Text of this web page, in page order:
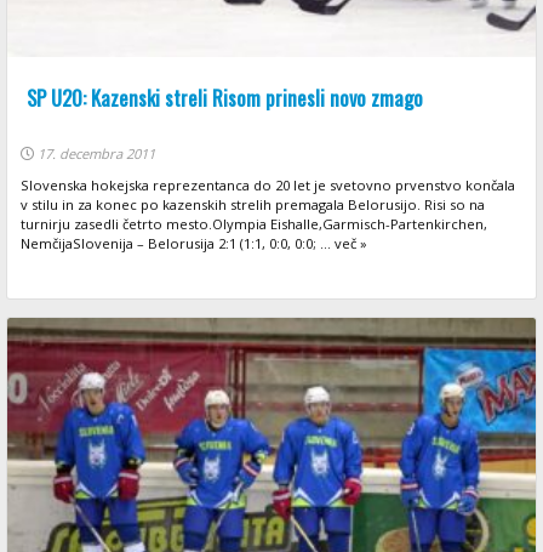
SP U20: Kazenski streli Risom prinesli novo zmago
17. decembra 2011
Slovenska hokejska reprezentanca do 20 let je svetovno prvenstvo končala
v stilu in za konec po kazenskih strelih premagala Belorusijo. Risi so na
turnirju zasedli četrto mesto.Olympia Eishalle,Garmisch-Partenkirchen,
NemčijaSlovenija – Belorusija 2:1 (1:1, 0:0, 0:0; ... več »